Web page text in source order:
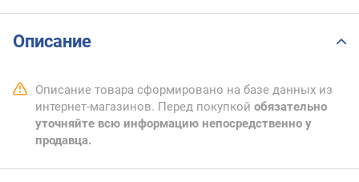
Описание
Описание товара сформировано на базе данных из
интернет-магазинов. Перед покупкой обязательно
уточняйте всю информацию непосредственно у
продавца.